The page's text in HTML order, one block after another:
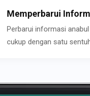
Memperbarui
Perbarui informasi
cukup dengan satu